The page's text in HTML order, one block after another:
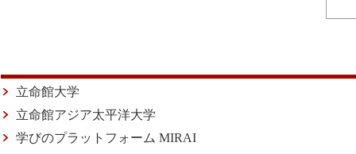
立命館大学
立命館アジア太平洋大学
学びのプラットフォーム MIRAI